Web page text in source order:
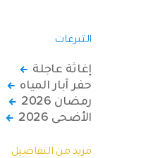
التبرعات
إغاثة عاجلة
حفر آبار المياه
رمضان 2026
الأضحى 2026
مزيد من التفاصيل